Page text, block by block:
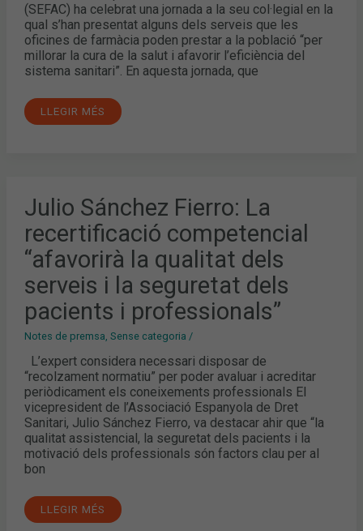
(SEFAC) ha celebrat una jornada a la seu col·legial en la
qual s’han presentat alguns dels serveis que les
oficines de farmàcia poden prestar a la població “per
millorar la cura de la salut i afavorir l’eficiència del
sistema sanitari”. En aquesta jornada, que
LLEGIR MÉS
Julio Sánchez Fierro: La
recertificació competencial
“afavorirà la qualitat dels
serveis i la seguretat dels
pacients i professionals”
Notes de premsa Sense categoria /
L’expert considera necessari disposar de
“recolzament normatiu” per poder avaluar i acreditar
periòdicament els coneixements professionals El
vicepresident de l’Associació Espanyola de Dret
Sanitari, Julio Sánchez Fierro, va destacar ahir que “la
qualitat assistencial, la seguretat dels pacients i la
motivació dels professionals són factors clau per al
bon
JULIO
SÁNCHEZ
FIERRO:
LA
RECERTIFICACIÓ
COMPETENCIAL
“AFAVORIRÀ
QUALITAT
DELS
SERVEIS
I
SEGURETAT
PACIENTS
I
PROFESSIONALS”
LLEGIR MÉS